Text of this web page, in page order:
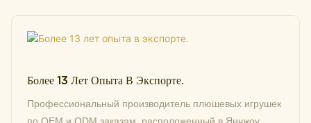
Более 13 Лет Опыта В Экспорте.
Профессиональный производитель плюшевых игрушек